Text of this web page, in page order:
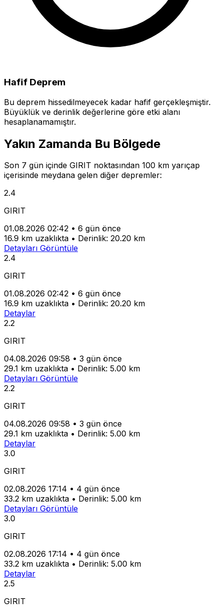
Hafif Deprem
Bu deprem hissedilmeyecek kadar hafif gerçekleşmiştir.
Büyüklük ve derinlik değerlerine göre etki alanı
hesaplanamamıştır.
Yakın Zamanda Bu Bölgede
Son 7 gün içinde GIRIT noktasından 100 km yarıçap
içerisinde meydana gelen diğer depremler:
2.4
GIRIT
01.08.2026 02:42 • 6 gün önce
16.9 km uzaklıkta • Derinlik: 20.20 km
Detayları Görüntüle
2.4
GIRIT
01.08.2026 02:42 • 6 gün önce
16.9 km uzaklıkta • Derinlik: 20.20 km
Detaylar
2.2
GIRIT
04.08.2026 09:58 • 3 gün önce
29.1 km uzaklıkta • Derinlik: 5.00 km
Detayları Görüntüle
2.2
GIRIT
04.08.2026 09:58 • 3 gün önce
29.1 km uzaklıkta • Derinlik: 5.00 km
Detaylar
3.0
GIRIT
02.08.2026 17:14 • 4 gün önce
33.2 km uzaklıkta • Derinlik: 5.00 km
Detayları Görüntüle
3.0
GIRIT
02.08.2026 17:14 • 4 gün önce
33.2 km uzaklıkta • Derinlik: 5.00 km
Detaylar
2.5
GIRIT